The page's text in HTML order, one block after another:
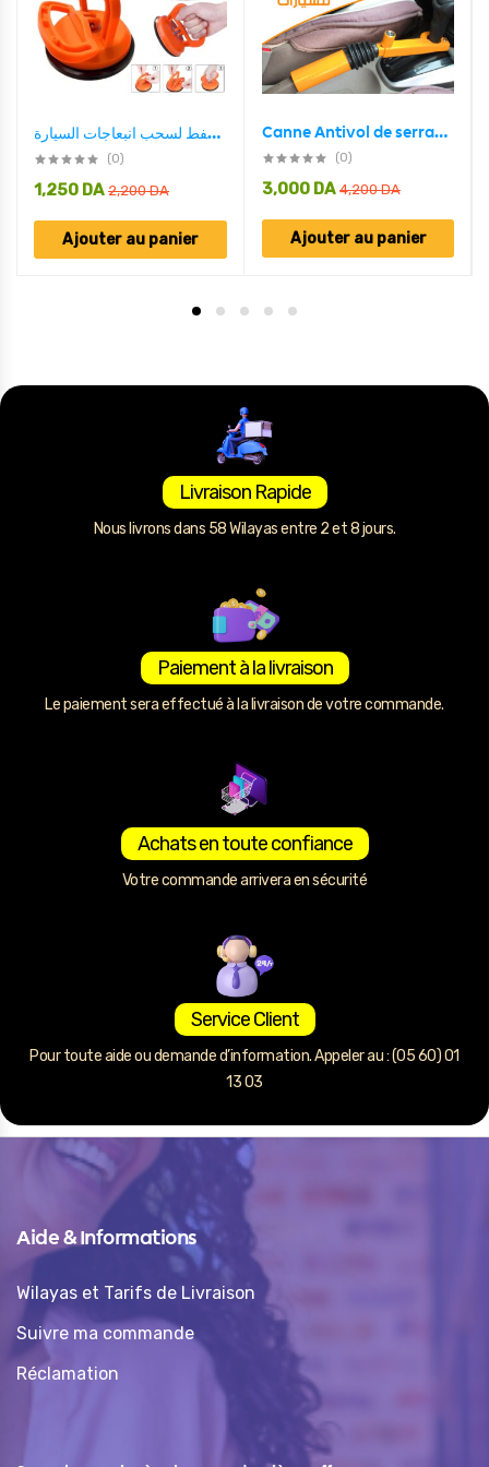
اداة شفط لسحب انبعاجات السيارة – ventouse extracteur de bosses de voiture
(0)
2,200DA
1,250 DA
Ajouter au panier
Canne Antivol de serrage du frein à main au le levier de vitesse
(0)
4,200DA
3,000 DA
Ajouter au panier
Livraison Rapide
Nous livrons dans 58 Wilayas entre 2 et 8 jours.
Paiement à la livraison
Le paiement sera effectué à la livraison de votre commande.
Achats en toute confiance
Votre commande arrivera en sécurité
Service Client
Pour toute aide ou demande d’information. Appeler au : (05 60) 01
13 03
Aide & Informations
Wilayas et Tarifs de Livraison
Suivre ma commande
Réclamation